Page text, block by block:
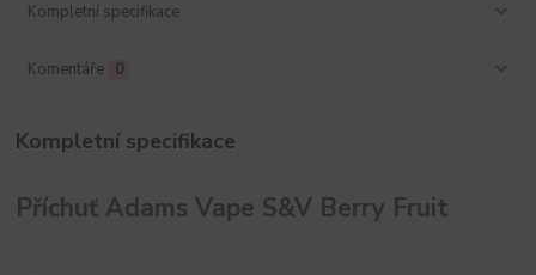
Kompletní specifikace
Komentáře 0
Kompletní specifikace
Příchuť Adams Vape S&V Berry Fruit